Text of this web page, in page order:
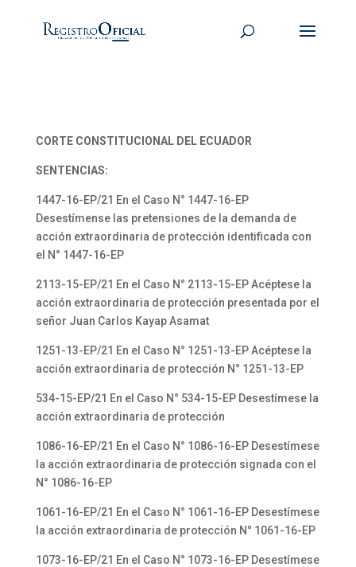
CORTE CONSTITUCIONAL DEL ECUADOR
SENTENCIAS:
1447-16-EP/21 En el Caso N° 1447-16-EP
Desestímense las pretensiones de la demanda de
acción extraordinaria de protección identificada con
el N° 1447-16-EP
2113-15-EP/21 En el Caso N° 2113-15-EP Acéptese la
acción extraordinaria de protección presentada por el
señor Juan Carlos Kayap Asamat
1251-13-EP/21 En el Caso N° 1251-13-EP Acéptese la
acción extraordinaria de protección N° 1251-13-EP
534-15-EP/21 En el Caso N° 534-15-EP Desestímese la
acción extraordinaria de protección
1086-16-EP/21 En el Caso N° 1086-16-EP Desestímese
la acción extraordinaria de protección signada con el
N° 1086-16-EP
1061-16-EP/21 En el Caso N° 1061-16-EP Desestímese
la acción extraordinaria de protección N° 1061-16-EP
1073-16-EP/21 En el Caso N° 1073-16-EP Desestímese